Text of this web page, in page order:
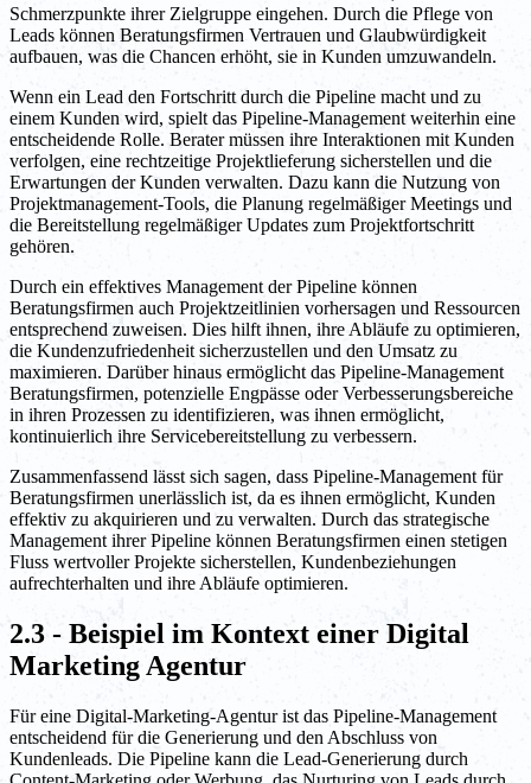
Schmerzpunkte ihrer Zielgruppe eingehen. Durch die Pflege von
Leads können Beratungsfirmen Vertrauen und Glaubwürdigkeit
aufbauen, was die Chancen erhöht, sie in Kunden umzuwandeln.
Wenn ein Lead den Fortschritt durch die Pipeline macht und zu
einem Kunden wird, spielt das Pipeline-Management weiterhin eine
entscheidende Rolle. Berater müssen ihre Interaktionen mit Kunden
verfolgen, eine rechtzeitige Projektlieferung sicherstellen und die
Erwartungen der Kunden verwalten. Dazu kann die Nutzung von
Projektmanagement-Tools, die Planung regelmäßiger Meetings und
die Bereitstellung regelmäßiger Updates zum Projektfortschritt
gehören.
Durch ein effektives Management der Pipeline können
Beratungsfirmen auch Projektzeitlinien vorhersagen und Ressourcen
entsprechend zuweisen. Dies hilft ihnen, ihre Abläufe zu optimieren,
die Kundenzufriedenheit sicherzustellen und den Umsatz zu
maximieren. Darüber hinaus ermöglicht das Pipeline-Management
Beratungsfirmen, potenzielle Engpässe oder Verbesserungsbereiche
in ihren Prozessen zu identifizieren, was ihnen ermöglicht,
kontinuierlich ihre Servicebereitstellung zu verbessern.
Zusammenfassend lässt sich sagen, dass Pipeline-Management für
Beratungsfirmen unerlässlich ist, da es ihnen ermöglicht, Kunden
effektiv zu akquirieren und zu verwalten. Durch das strategische
Management ihrer Pipeline können Beratungsfirmen einen stetigen
Fluss wertvoller Projekte sicherstellen, Kundenbeziehungen
aufrechterhalten und ihre Abläufe optimieren.
2.3 - Beispiel im Kontext einer Digital
Marketing Agentur
Für eine Digital-Marketing-Agentur ist das Pipeline-Management
entscheidend für die Generierung und den Abschluss von
Kundenleads. Die Pipeline kann die Lead-Generierung durch